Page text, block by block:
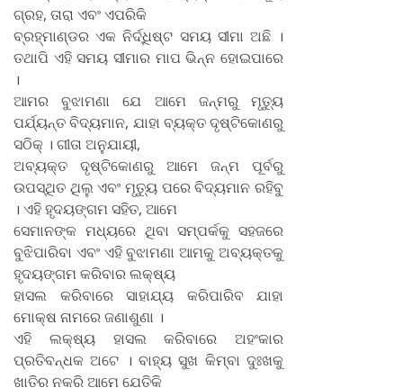
ଗ୍ରହ, ତାରା ଏବଂ ଏପରିକି
ବ୍ରହ୍ମାଣ୍ଡର ଏକ ନିର୍ଦ୍ଧିଷ୍ଟ ସମୟ ସୀମା ଅଛି ।
ତଥାପି ଏହି ସମୟ ସୀମାର ମାପ ଭିନ୍ନ ହୋଇପାରେ
।
ଆମର ବୁଝାମଣା ଯେ ଆମେ ଜନ୍ମରୁ ମୃତ୍ୟୁ
ପର୍ଯ୍ୟନ୍ତ ବିଦ୍ୟମାନ, ଯାହା ବ୍ୟକ୍ତ ଦୃଷ୍ଟିକୋଣରୁ
ସଠିକ୍‌ । ଗୀତା ଅନୁଯାୟୀ,
ଅବ୍ୟକ୍ତ ଦୃଷ୍ଟିକୋଣରୁ ଆମେ ଜନ୍ମ ପୂର୍ବରୁ
ଉପସ୍ଥିତ ଥିଲୁ ଏବଂ ମୃତ୍ୟୁ ପରେ ବିଦ୍ୟମାନ ରହିବୁ
। ଏହି ହୃଦୟଙ୍ଗମ ସହିତ, ଆମେ
ସେମାନଙ୍କ ମଧ୍ୟରେ ଥିବା ସମ୍ପର୍କକୁ ସହଜରେ
ବୁଝିପାରିବା ଏବଂ ଏହି ବୁଝାମଣା ଆମକୁ ଅବ୍ୟକ୍ତକୁ
ହୃଦୟଙ୍ଗମ କରିବାର ଲକ୍ଷ୍ୟ
ହାସଲ କରିବାରେ ସାହାଯ୍ୟ କରିପାରିବ ଯାହା
ମୋକ୍ଷ ନାମରେ ଜଣାଶୁଣା ।
ଏହି ଲକ୍ଷ୍ୟ ହାସଲ କରିବାରେ ଅହଂକାର
ପ୍ରତିବନ୍ଧକ ଅଟେ । ବାହ୍ୟ ସୁଖ କିମ୍ବା ଦୁଃଖକୁ
ଖାତିର ନକରି ଆମେ ଯେତିକି